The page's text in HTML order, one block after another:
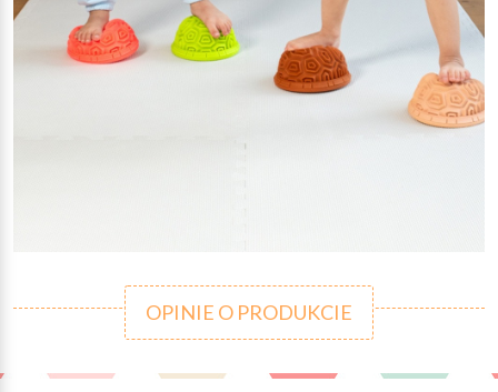
OPINIE O PRODUKCIE